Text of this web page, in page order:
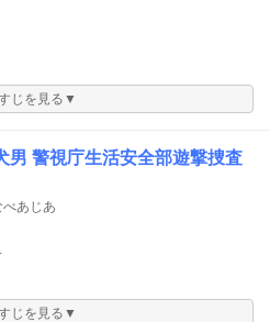
じを見る▼
男 警視庁生活安全部遊撃捜査
あじあ
じを見る▼